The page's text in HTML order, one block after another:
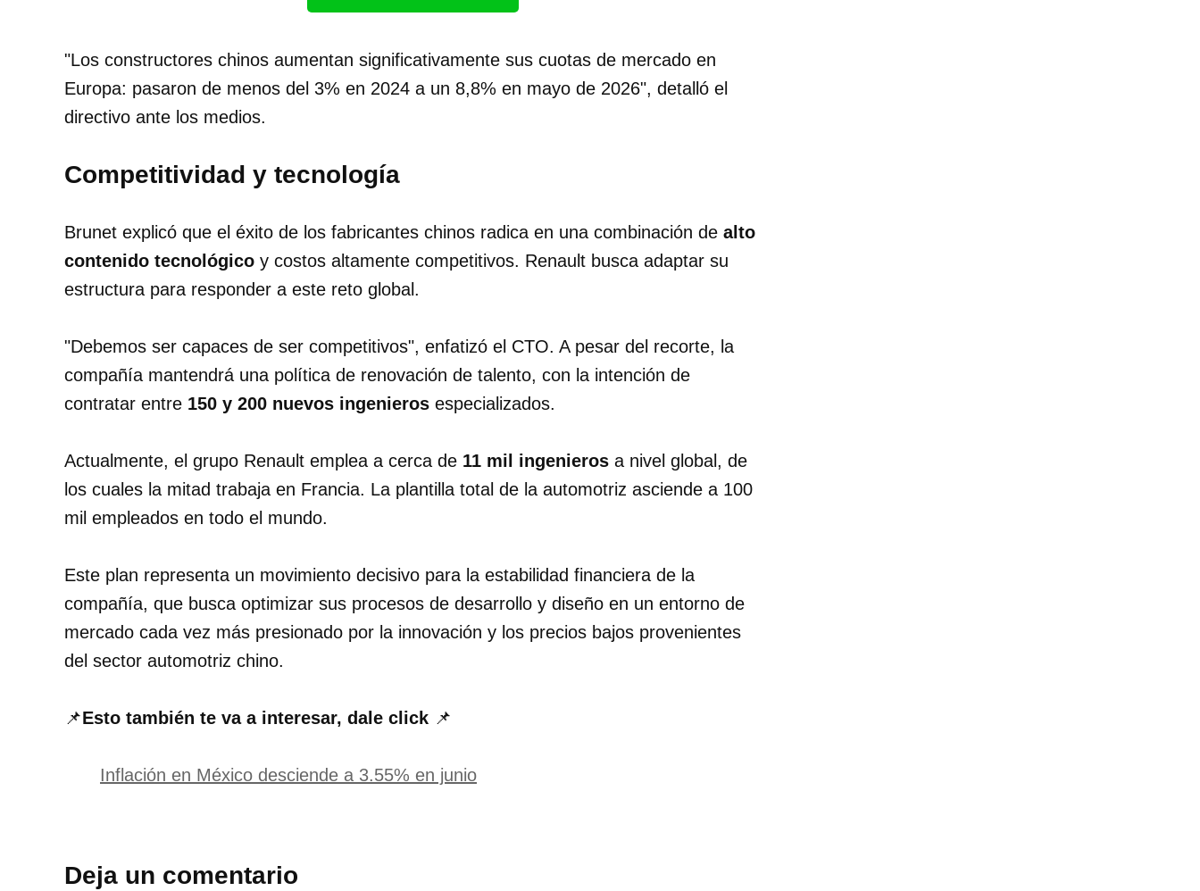
"Los constructores chinos aumentan significativamente sus cuotas de mercado en
Europa: pasaron de menos del 3% en 2024 a un 8,8% en mayo de 2026", detalló el
directivo ante los medios.
Competitividad y tecnología
Brunet explicó que el éxito de los fabricantes chinos radica en una combinación de alto
contenido tecnológico y costos altamente competitivos. Renault busca adaptar su
estructura para responder a este reto global.
"Debemos ser capaces de ser competitivos", enfatizó el CTO. A pesar del recorte, la
compañía mantendrá una política de renovación de talento, con la intención de
contratar entre 150 y 200 nuevos ingenieros especializados.
Actualmente, el grupo Renault emplea a cerca de 11 mil ingenieros a nivel global, de
los cuales la mitad trabaja en Francia. La plantilla total de la automotriz asciende a 100
mil empleados en todo el mundo.
Este plan representa un movimiento decisivo para la estabilidad financiera de la
compañía, que busca optimizar sus procesos de desarrollo y diseño en un entorno de
mercado cada vez más presionado por la innovación y los precios bajos provenientes
del sector automotriz chino.
📌Esto también te va a interesar, dale click 📌
Inflación en México desciende a 3.55% en junio
Deja un comentario